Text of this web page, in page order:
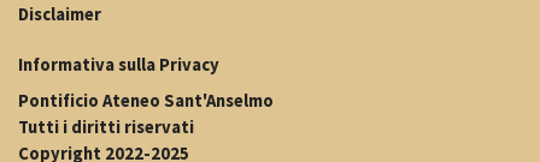
Disclaimer
Informativa sulla Privacy
Pontificio Ateneo Sant'Anselmo
Tutti i diritti riservati
Copyright 2022-2025